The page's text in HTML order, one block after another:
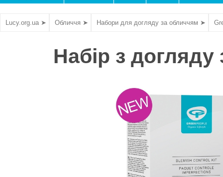
Lucy.org.ua ➤ Обличчя ➤ Набори для догляду за обличчям ➤
Набір з